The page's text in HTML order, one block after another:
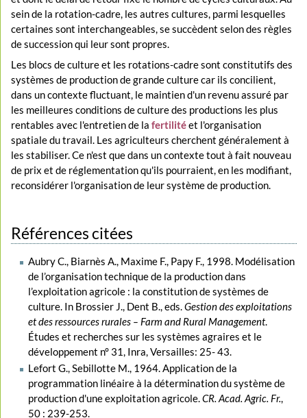
sein de la rotation-cadre, les autres cultures, parmi lesquelles
certaines sont interchangeables, se succèdent selon des règles
de succession qui leur sont propres.
Les blocs de culture et les rotations-cadre sont constitutifs des
systèmes de production de grande culture car ils concilient,
dans un contexte fluctuant, le maintien d'un revenu assuré par
les meilleures conditions de culture des productions les plus
rentables avec l'entretien de lafertilitéet l'organisation
spatiale du travail. Les agriculteurs cherchent généralement à
les stabiliser. Ce n'est que dans un contexte tout à fait nouveau
de prix et de réglementation qu'ils pourraient, en les modifiant,
reconsidérer l'organisation de leur système de production.
Références citées
Aubry C., Biarnès A., Maxime F., Papy F., 1998. Modélisation
de l’organisation technique de la production dans
l’exploitation agricole : la constitution de systèmes de
culture. In Brossier J., Dent B., eds.Gestion des exploitations
et des ressources rurales – Farm and Rural Management.
Études et recherches sur les systèmes agraires et le
développement n° 31, Inra, Versailles: 25- 43.
Lefort G., Sebillotte M., 1964. Application de la
programmation linéaire à la détermination du système de
production d'une exploitation agricole. CR. Acad. Agric. Fr.
50 : 239-253.